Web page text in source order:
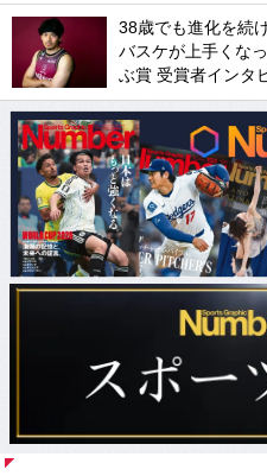
38歳でも進化を続
バスケが上手くな
ぶ賞 受賞者インタ